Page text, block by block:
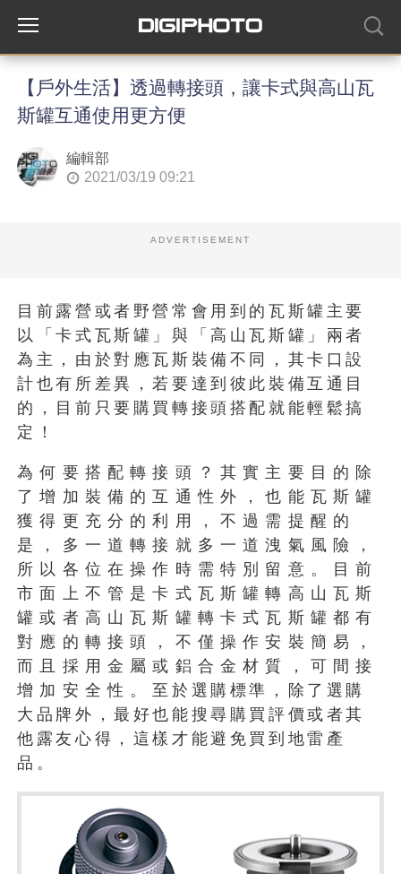
【戶外生活】透過轉接頭，讓卡式與高山瓦
斯罐互通使用更方便
編輯部
2021/03/19 09:21
ADVERTISEMENT
目前露營或者野營常會用到的瓦斯罐主要
以「卡式瓦斯罐」與「高山瓦斯罐」兩者
為主，由於對應瓦斯裝備不同，其卡口設
計也有所差異，若要達到彼此裝備互通目
的，目前只要購買轉接頭搭配就能輕鬆搞
定！
為何要搭配轉接頭？其實主要目的除
了增加裝備的互通性外，也能瓦斯罐
獲得更充分的利用，不過需提醒的
是，多一道轉接就多一道洩氣風險，
所以各位在操作時需特別留意。目前
市面上不管是卡式瓦斯罐轉高山瓦斯
罐或者高山瓦斯罐轉卡式瓦斯罐都有
對應的轉接頭，不僅操作安裝簡易，
而且採用金屬或鋁合金材質，可間接
增加安全性。至於選購標準，除了選購
大品牌外，最好也能搜尋購買評價或者其
他露友心得，這樣才能避免買到地雷產
品。